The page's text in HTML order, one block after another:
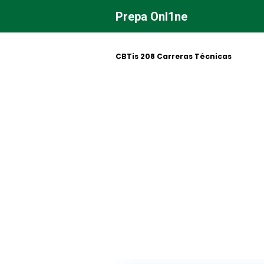
contenido
Prepa Onl1ne
CBTis 208 Carreras Técnicas